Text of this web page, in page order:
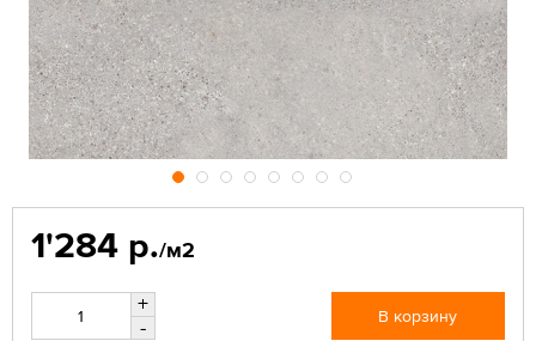
1'284 р./м2
+
-
В корзину